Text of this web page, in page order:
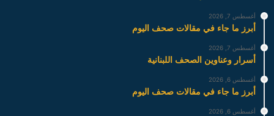
أغسطس 7, 2026
أبرز ما جاء في مقالات صحف اليوم
أغسطس 7, 2026
أسرار وعناوين الصحف اللبنانية
أغسطس 6, 2026
أبرز ما جاء في مقالات صحف اليوم
أغسطس 6, 2026